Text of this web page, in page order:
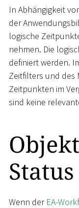
In Abhängigkeit
der
logische
nehmen. Die
definiert werden.
Zeitfilters und des
Zeitpunkten im
sind keine
Wenn der EA-